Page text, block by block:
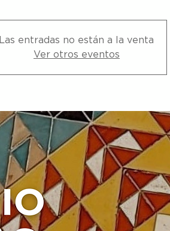
Las entradas no están a la venta
Ver otros eventos